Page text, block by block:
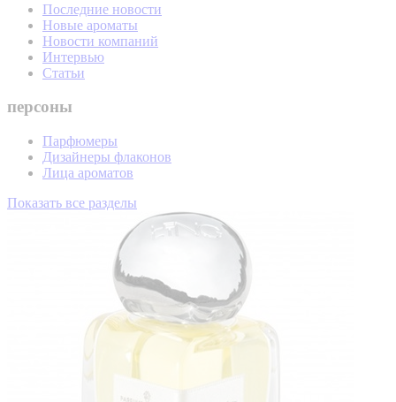
Последние новости
Новые ароматы
Новости компаний
Интервью
Статьи
персоны
Парфюмеры
Дизайнеры флаконов
Лица ароматов
Показать все разделы